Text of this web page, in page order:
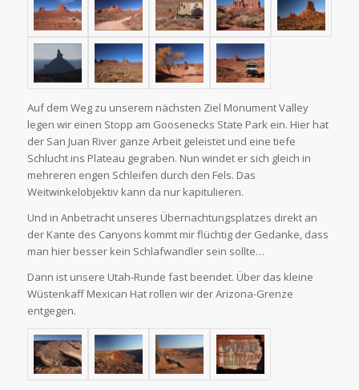
Auf dem Weg zu unserem nächsten Ziel Monument Valley
legen wir einen Stopp am Goosenecks State Park ein. Hier hat
der San Juan River ganze Arbeit geleistet und eine tiefe
Schlucht ins Plateau gegraben. Nun windet er sich gleich in
mehreren engen Schleifen durch den Fels. Das
Weitwinkelobjektiv kann da nur kapitulieren.
Und in Anbetracht unseres Übernachtungsplatzes direkt an
der Kante des Canyons kommt mir flüchtig der Gedanke, dass
man hier besser kein Schlafwandler sein sollte…
Dann ist unsere Utah-Runde fast beendet. Über das kleine
Wüstenkaff Mexican Hat rollen wir der Arizona-Grenze
entgegen.